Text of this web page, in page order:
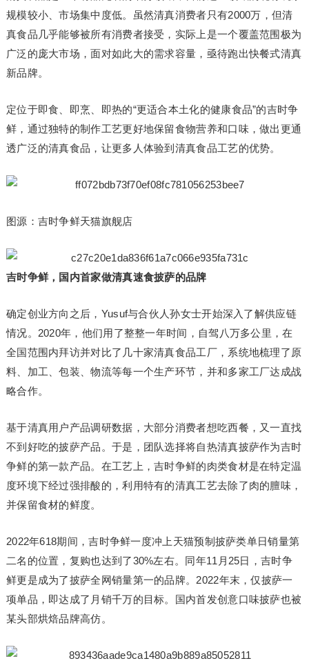
规模较小、市场集中度低。虽然清真消费者只有2000万，但清
真食品几乎能够被所有消费者接受，实际上是一个覆盖范围极为
广泛的庞大市场，面对如此大的需求容量，亟待跑出快餐式清真
新品牌。
定位于即食、即烹、即热的“更适合本土化的健康食品”的吉时争
鲜，通过独特的制作工艺更好地保留食物营养和口味，做出更通
透广泛的清真食品，让更多人体验到清真食品工艺的优势。
图源：吉时争鲜天猫旗舰店
吉时争鲜， 国内首家做清真速食披萨的品牌
确定创业方向之后，Yusuf与合伙人孙女士开始深入了解供应链
情况。2020年，他们用了整整一年时间，自驾八万多公里，在
全国范围内拜访并对比了几十家清真食品工厂，系统地梳理了原
料、加工、包装、物流等每一个生产环节，并和多家工厂达成战
略合作。
基于清真用户产品调研数据，大部分消费者想吃西餐，又一直找
不到好吃的披萨产品。于是，团队选择将自热清真披萨作为吉时
争鲜的第一款产品。在工艺上，吉时争鲜的肉类食材是在特定温
度环境下经过强排酸的，利用特有的清真工艺去除了肉的膻味，
并保留食材的鲜度。
2022年618期间，吉时争鲜一度冲上天猫预制披萨类单日销量第
二名的位置，复购也达到了30%左右。同年11⽉25⽇，吉时争
鲜更是成为了披萨全网销量第一的品牌。2022年末，仅披萨一
项单品，即达成了月销千万的目标。国内首发创意口味披萨也被
某头部烘焙品牌高仿。